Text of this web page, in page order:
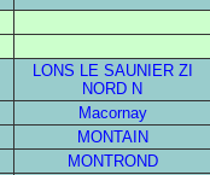
LONS LE SAUNIER ZI
NORD N
Macornay
MONTAIN
MONTROND